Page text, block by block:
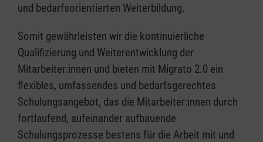
und bedarfsorientierten Weiterbildung.
Somit gewährleisten wir die kontinuierliche
Qualifizierung und Weiterentwicklung der
Mitarbeiter:innen und bieten mit Migrato 2.0 ein
flexibles, umfassendes und bedarfsgerechtes
Schulungsangebot, das die Mitarbeiter:innen durch
fortlaufend, aufeinander aufbauende
Schulungsprozesse bestens für die Arbeit mit und